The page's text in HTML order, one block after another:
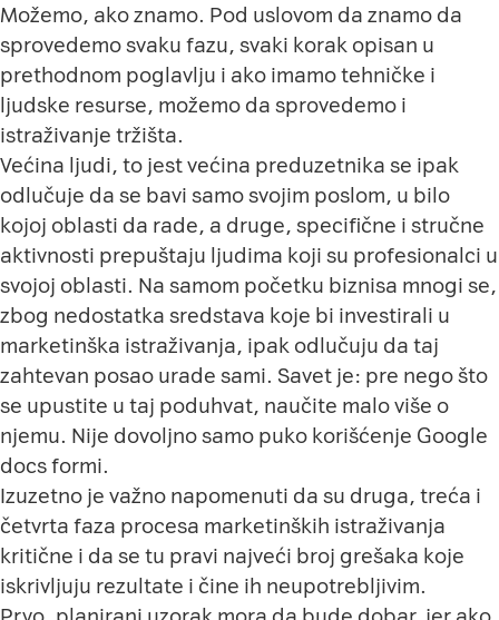
Možemo, ako znamo. Pod uslovom da znamo da
sprovedemo svaku fazu, svaki korak opisan u
prethodnom poglavlju i ako imamo tehničke i
ljudske resurse, možemo da sprovedemo i
istraživanje tržišta.
Većina ljudi, to jest većina preduzetnika se ipak
odlučuje da se bavi samo svojim poslom, u bilo
kojoj oblasti da rade, a druge, specifične i stručne
aktivnosti prepuštaju ljudima koji su profesionalci u
svojoj oblasti. Na samom početku biznisa mnogi se,
zbog nedostatka sredstava koje bi investirali u
marketinška istraživanja, ipak odlučuju da taj
zahtevan posao urade sami. Savet je: pre nego što
se upustite u taj poduhvat, naučite malo više o
njemu. Nije dovoljno samo puko korišćenje Google
docs formi.
Izuzetno je važno napomenuti da su druga, treća i
četvrta faza procesa marketinških istraživanja
kritične i da se tu pravi najveći broj grešaka koje
iskrivljuju rezultate i čine ih neupotrebljivim.